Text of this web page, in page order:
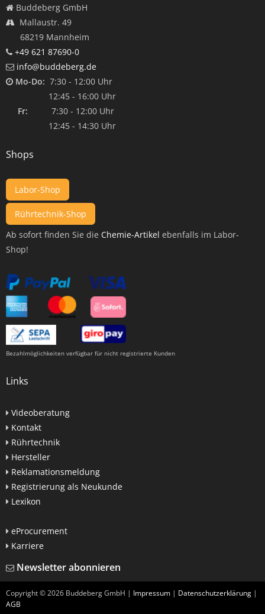
Buddeberg GmbH
Mallaustr. 49
68219 Mannheim
+49 621 87690-0
info@buddeberg.de
Mo-Do: 7:30 - 12:00 Uhr
12:45 - 16:00 Uhr
Fr: 7:30 - 12:00 Uhr
12:45 - 14:30 Uhr
Shops
Labor-Shop
Rührtechnik-Shop
Ab sofort finden Sie die Chemie-Artikel ebenfalls im Labor-
Shop!
Bezahlmöglichkeiten verfügbar für nicht registrierte Kunden
Links
Videoberatung
Kontakt
Rührtechnik
Hersteller
Reklamationsmeldung
Registrierung als Neukunde
Lexikon
eProcurement
Karriere
Newsletter abonnieren
Copyright ©2026 Buddeberg GmbH | Impressum | Datenschutzerklärung |
AGB